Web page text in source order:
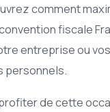
comment
fiscale
entreprise ou vos
personnels.
de cette